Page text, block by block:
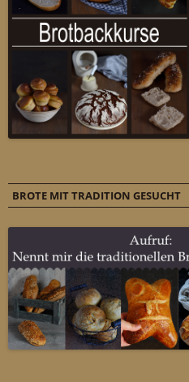
BROTE MIT TRADITION GESUCHT